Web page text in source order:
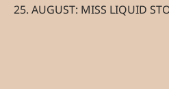
25. AUGUST: MISS LIQUID